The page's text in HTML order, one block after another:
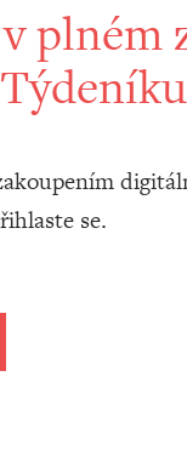
plném
se.